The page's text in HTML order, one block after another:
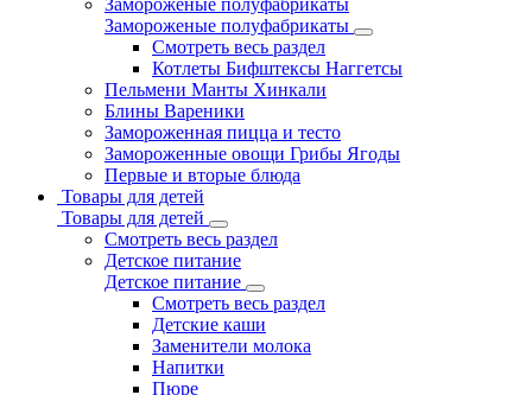
Замороженые полуфабрикаты
Замороженые полуфабрикаты
Смотреть весь раздел
Котлеты Бифштексы Наггетсы
Пельмени Манты Хинкали
Блины Вареники
Замороженная пицца и тесто
Замороженные овощи Грибы Ягоды
Первые и вторые блюда
Товары для детей
Товары для детей
Смотреть весь раздел
Детское питание
Детское питание
Смотреть весь раздел
Детские каши
Заменители молока
Напитки
Пюре